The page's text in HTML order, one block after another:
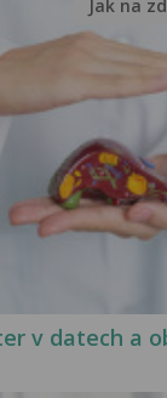
v datech a
Jak na